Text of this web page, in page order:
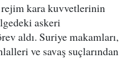
kara kuvvetlerinin
askeri
aldı. Suriye makamları,
ve savaş suçlarından